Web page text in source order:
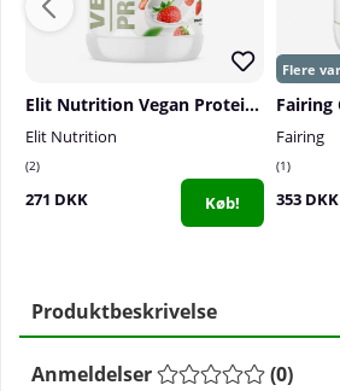
Elit Nutrition Vegan Protein, 750 g
Elit Nutrition
2
271 DKK Køb!
Fairing
1
353 DKK
Produktbeskrivelse
Anmeldelser (0)